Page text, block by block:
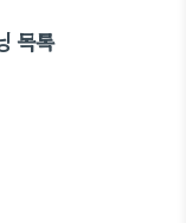
목록